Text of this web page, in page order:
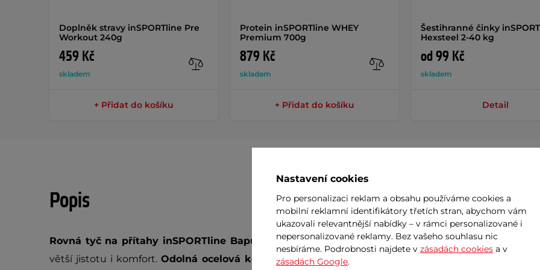
Doplněk stravy inSPORTline Pre
Workout 240g
459 Kč
skladem
+ Přidat do košíku
Protein inSPORTline WHEY
Premium 700g
879 Kč
skladem
+ Přidat do košíku
Šestihranné činky
Hexsteel 2-40 kg
od 99 Kč
skladem
Detail
Popis
Rovná tyč na přítahy inSPORTline Bapulster přináší do tréninku na horní kladce
větší jistotu i komfort. Odolná ocelová konstrukcesi poradí i s pravidelnou zátěží,
Nastavení cookies
Pro personalizaci reklam a obsahu používáme cookies a
mobilní reklamní identifikátory třetích stran, abychom vám
ukazovali relevantnější nabídky – v rámci personalizované i
nepersonalizované reklamy. Bez vašeho souhlasu nic
nesbíráme. Podrobnosti najdete v zásadách cookies a v
zásadách Google.